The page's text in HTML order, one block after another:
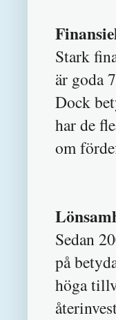
Stark
är goda
Dock
har de
om
Sedan
på
höga